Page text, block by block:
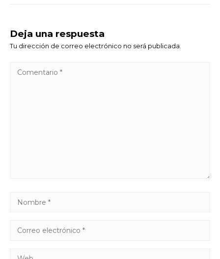
Deja una respuesta
Tu dirección de correo electrónico no será publicada.